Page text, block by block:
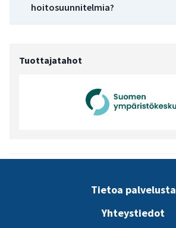
hoitosuunnitelmia?
Vahvuudet, puoltavat
Tuottajatahot
Tietoa palvelusta
Yhteystiedot